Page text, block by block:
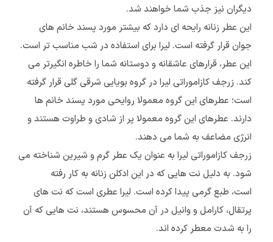
دیگران نیز جذب شما خواهند شد.
این عطر زنانه رایحه ای دارد که بیشتر مورد پسند خانم های
جوان قرار گرفته است. لیرا برای استفاده در شب مناسب تر است.
این عطر، قرارهای عاشقانه و دوستانه شما را خاطره انگیرتر می
کند. زرجف کازاموراتی لیرا در گروه بویایی شرقی گلی قرار گرفته
است؛ عطرهای این گروه معمولا روایحی مورد پسند خانم ها
دارند. عطرهای این گروه معمولا پر از شادی و طراوت هستند و
انرژی مضاعف به شما می دهند.
زرجف کازاموراتی لیرا به عنوان یک عطر گرم و شیرین شناخته می
شود. به دلیل نت هایی که در این ادکلن زنانه به کار رفته
است، طبع گرمی پیدا کرده است. لیرا عطری است که نت های
پرتقال، کارامل و وانیل در آن محسوس هستند، نت هایی که آن
را به شدت معطر کرده اند.